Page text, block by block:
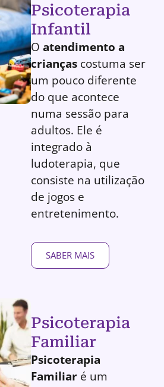
Psicoterapia
Infantil
O atendimento a
crianças costuma ser
um pouco diferente
do que acontece
numa sessão para
adultos. Ele é
integrado à
ludoterapia, que
consiste na utilização
de jogos e
entretenimento.
SABER MAIS
Psicoterapia
Familiar
Psicoterapia
Familiar é um